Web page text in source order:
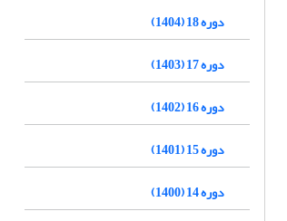
دوره 18 (1404)
دوره 17 (1403)
دوره 16 (1402)
دوره 15 (1401)
دوره 14 (1400)